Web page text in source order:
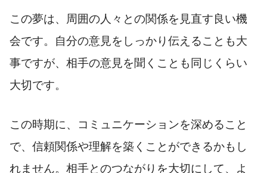
この夢は、周囲の人々との関係を見直す良い機
会です。自分の意見をしっかり伝えることも大
事ですが、相手の意見を聞くことも同じくらい
大切です。
この時期に、コミュニケーションを深めること
で、信頼関係や理解を築くことができるかもし
れません。相手とのつながりを大切にして、よ